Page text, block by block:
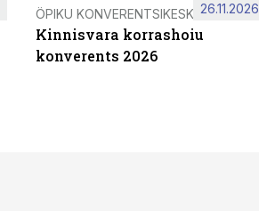
ÖPIKU KONVERENTSIKESKUS
Kinnisvara korrashoiu
konverents 2026
26.11.2026